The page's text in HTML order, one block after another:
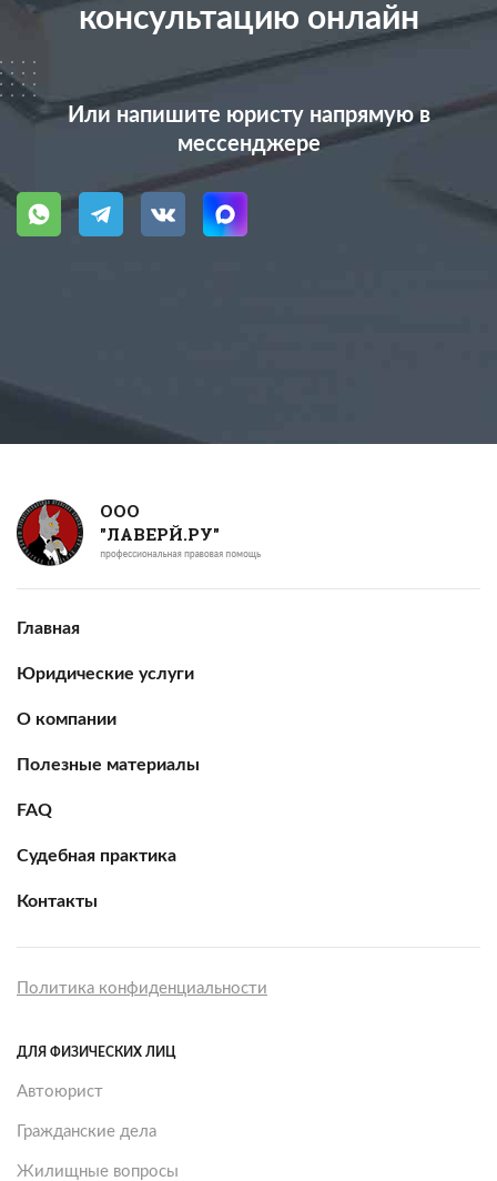
консультацию онлайн
Или напишите юристу напрямую в
мессенджере
ООО
"ЛАВЕРЙ.РУ"
Главная
Юридические услуги
О компании
Полезные материалы
FAQ
Судебная практика
Контакты
Политика конфиденциальности
ДЛЯ ФИЗИЧЕСКИХ ЛИЦ
Автоюрист
Гражданские дела
Жилищные вопросы